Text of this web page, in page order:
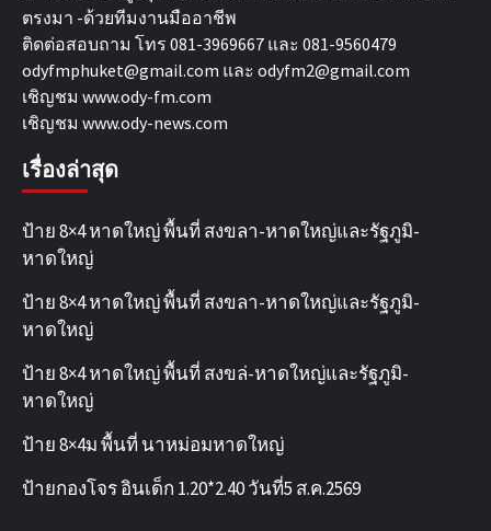
ตรงมา -ด้วยทีมงานมืออาชีพ
ติดต่อสอบถาม โทร 081-3969667 และ 081-9560479
odyfmphuket@gmail.com และ odyfm2@gmail.com
เชิญชม www.ody-fm.com
เชิญชม www.ody-news.com
เรื่องล่าสุด
ป้าย 8×4 หาดใหญ่ พื้นที่ สงขลา-หาดใหญ่และรัฐภูมิ-
หาดใหญ่
ป้าย 8×4 หาดใหญ่ พื้นที่ สงขลา-หาดใหญ่และรัฐภูมิ-
หาดใหญ่
ป้าย 8×4 หาดใหญ่ พื้นที่ สงขล่-หาดใหญ่และรัฐภูมิ-
หาดใหญ่
ป้าย 8×4ม พื้นที่ นาหม่อมหาดใหญ่
ป้ายกองโจร อินเด็ก 1.20*2.40 วันที่5 ส.ค.2569